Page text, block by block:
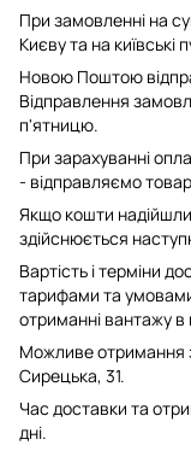
При замовленні на
Києву та на київські
Новою Поштою
Відправлення
п'ятницю.
При зарахуванні
- відправляємо
Якщо кошти
здійснюється
Вартість і терміни
тарифами та
отриманні вантажу в
Можливе отримання
Сирецька, 31.
Час доставки та
дні.